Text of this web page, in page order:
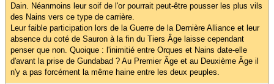
Dain. Néanmoins leur soif de l'or pourrait peut-être pousser les plus vils
des Nains vers ce type de carrière.
Leur faible participation lors de la Guerre de la Dernière Alliance et leur
absence du coté de Sauron à la fin du Tiers Âge laisse cependant
penser que non. Quoique : l'inimitié entre Orques et Nains date-elle
d'avant la prise de Gundabad ? Au Premier Âge et au Deuxième Âge il
n'y a pas forcément la même haine entre les deux peuples.